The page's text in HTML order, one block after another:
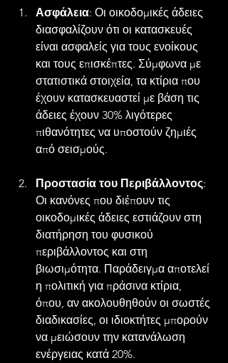
Ασφάλεια: Οι οικοδομικές άδειες
διασφαλίζουν ότι οι κατασκευές
είναι ασφαλείς για τους ενοίκους
και τους επισκέπτες. Σύμφωνα με
στατιστικά στοιχεία, τα κτίρια που
έχουν κατασκευαστεί με βάση τις
άδειες έχουν 30% λιγότερες
πιθανότητες να υποστούν ζημιές
από σεισμούς.
Προστασία του Περιβάλλοντος:
Οι κανόνες που διέπουν τις
οικοδομικές άδειες εστιάζουν στη
διατήρηση του φυσικού
περιβάλλοντος και στη
βιωσιμότητα. Παράδειγμα αποτελεί
η πολιτική για πράσινα κτίρια,
όπου, αν ακολουθηθούν οι σωστές
διαδικασίες, οι ιδιοκτήτες μπορούν
να μειώσουν την κατανάλωση
ενέργειας κατά 20%.